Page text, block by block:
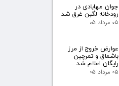
جوان مهابادی در
رودخانه لگبن غرق شد
۰۵ مرداد ۰۵
عوارض خروج از مرز
باشماق و تمرچین
رایگان اعلام شد
۰۵ مرداد ۰۵